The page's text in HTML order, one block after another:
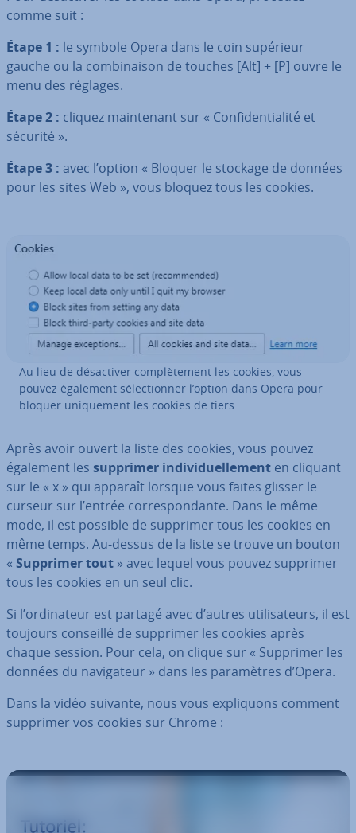
comme suit :
Étape 1 : le symbole Opera dans le coin supérieur
gauche ou la com­bi­nai­son de touches [Alt] + [P] ouvre le
menu des réglages.
Étape 2 : cliquez main­te­nant sur « Con­fi­den­tia­lité et
sécurité ».
Étape 3 : avec l’option « Bloquer le stockage de données
pour les sites Web », vous bloquez tous les cookies.
Au lieu de dé­sac­ti­ver com­plè­te­ment les cookies, vous
pouvez également sé­lec­tion­ner l’option dans Opera pour
bloquer uni­que­ment les cookies de tiers.
Après avoir ouvert la liste des cookies, vous pouvez
également les supprimer in­di­vi­duel­le­ment en cliquant
sur le « x » qui apparaît lorsque vous faites glisser le
curseur sur l’entrée cor­res­pon­dante. Dans le même
mode, il est possible de supprimer tous les cookies en
même temps. Au-dessus de la liste se trouve un bouton
« Supprimer tout » avec lequel vous pouvez supprimer
tous les cookies en un seul clic.
Si l’or­di­na­teur est partagé avec d’autres uti­li­sa­teurs, il est
toujours conseillé de supprimer les cookies après
chaque session. Pour cela, on clique sur « Supprimer les
données du na­vi­ga­teur » dans les pa­ra­mètres d’Opera.
Dans la vidéo suivante, nous vous ex­pli­quons comment
supprimer vos cookies sur Chrome :